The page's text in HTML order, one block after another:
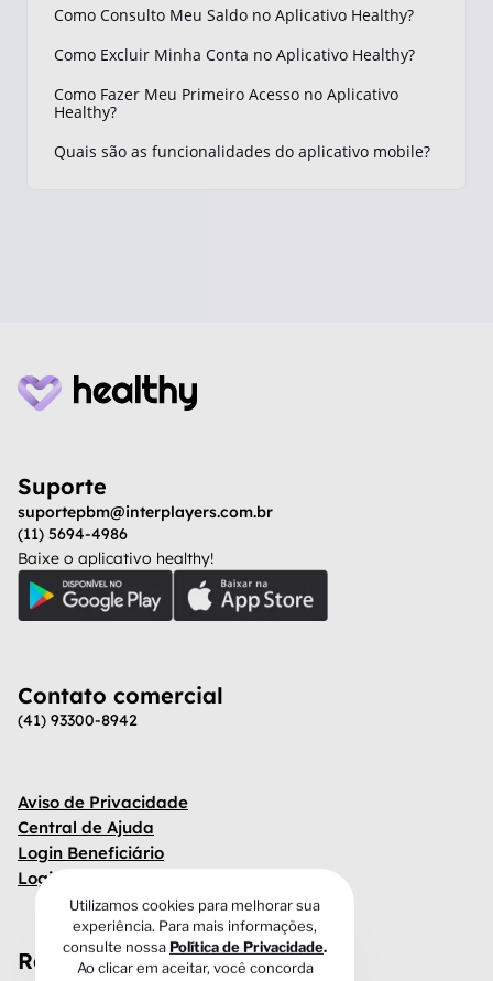
Como Consulto Meu Saldo no Aplicativo Healthy?
Como Excluir Minha Conta no Aplicativo Healthy?
Como Fazer Meu Primeiro Acesso no Aplicativo
Healthy?
Quais são as funcionalidades do aplicativo mobile?
Suporte
suportepbm@interplayers.com.br
(11) 5694-4986
Baixe o aplicativo healthy!
Contato comercial
(41) 93300-8942
Aviso de Privacidade
Central de Ajuda
Login Beneficiário
Login Gestor
Redes Sociais
Utilizamos cookies para melhorar sua
experiência. Para mais informações,
consulte nossaPolítica de Privacidade.
Ao clicar em aceitar, você concorda